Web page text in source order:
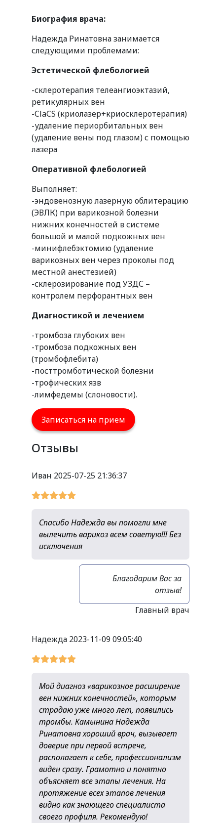
Биография врача:
Надежда Ринатовна занимается
следующими проблемами:
Эстетической флебологией
-склеротерапия телеангиоэктазий,
ретикулярных вен
-ClaCS (криолазер+криосклеротерапия)
-удаление периорбитальных вен
(удаление вены под глазом) с помощью
лазера
Оперативной флебологией
Выполняет:
-эндовенозную лазерную облитерацию
(ЭВЛК) при варикозной болезни
нижних конечностей в системе
большой и малой подкожных вен
-минифлебэктомию (удаление
варикозных вен через проколы под
местной анестезией)
-склерозирование под УЗДС –
контролем перфорантных вен
Диагностикой и лечением
-тромбоза глубоких вен
-тромбоза подкожных вен
(тромбофлебита)
-посттромботической болезни
-трофических язв
-лимфедемы (слоновости).
Записаться на прием
Отзывы
Иван 2025-07-25 21:36:37
Спасибо Надежда вы помогли мне
вылечить варикоз всем советую!!! Без
исключения
Благодарим Вас за
отзыв!
Главный врач
Надежда 2023-11-09 09:05:40
Мой диагноз «варикозное расширение
вен нижних конечностей», которым
страдаю уже много лет, появились
тромбы. Камынина Надежда
Ринатовна хороший врач, вызывает
доверие при первой встрече,
располагает к себе, профессионализм
виден сразу. Грамотно и понятно
объясняет все этапы лечения. На
протяжение всех этапов лечения
видно как знающего специалиста
своего профиля. Рекомендую!